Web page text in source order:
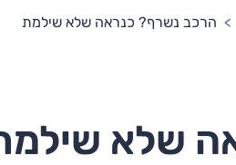
הרכב נשרף? כנראה שלא שילמת
שלא